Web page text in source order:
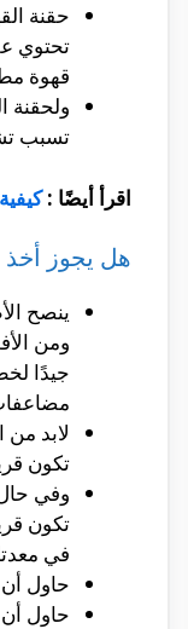
حقنة
تحتوي
قهوة
ولحقنة
تسبب
اقرأ أيضًا :
هل يجوز
ينصح
ومن
جيدًا
لابد
تكون
وفي
تكون
في
حاول
حاول